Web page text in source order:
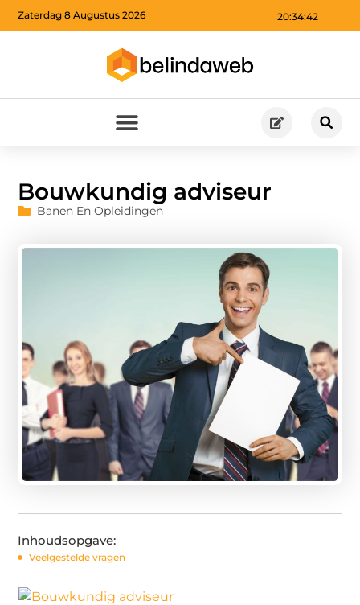
20:34:43
Zaterdag 8 Augustus 2026
Bouwkundig adviseur
Banen En Opleidingen
Inhoudsopgave:
Veelgestelde vragen